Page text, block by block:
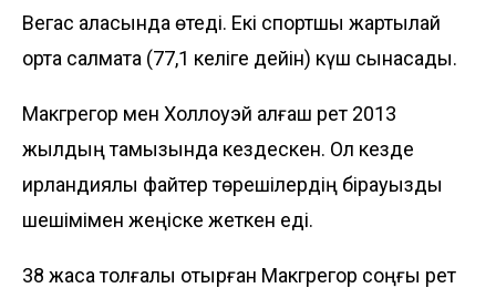
Вегас қаласында өтеді. Екі спортшы жартылай
орта салмақта (77,1 келіге дейін) күш сынасады.
Макгрегор мен Холлоуэй алғаш рет 2013
жылдың тамызында кездескен. Ол кезде
ирландиялық файтер төрешілердің бірауызды
шешімімен жеңіске жеткен еді.
38 жасқа толғалы отырған Макгрегор соңғы рет